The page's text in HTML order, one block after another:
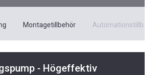
Montagetillbehör
- Högeffektiv